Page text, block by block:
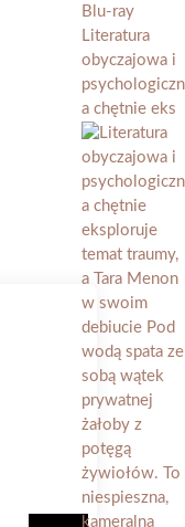
Literatura
obyczajowa i
psychologiczn
a chętnie eks